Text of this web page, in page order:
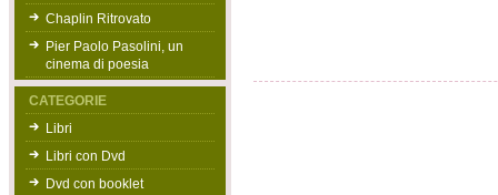
Chaplin Ritrovato
Pier Paolo Pasolini, un
cinema di poesia
CATEGORIE
Libri
Libri con Dvd
Dvd con booklet